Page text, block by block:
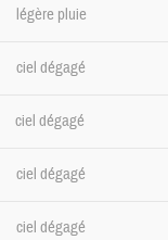
légère pluie
ciel dégagé
ciel dégagé
ciel dégagé
ciel dégagé